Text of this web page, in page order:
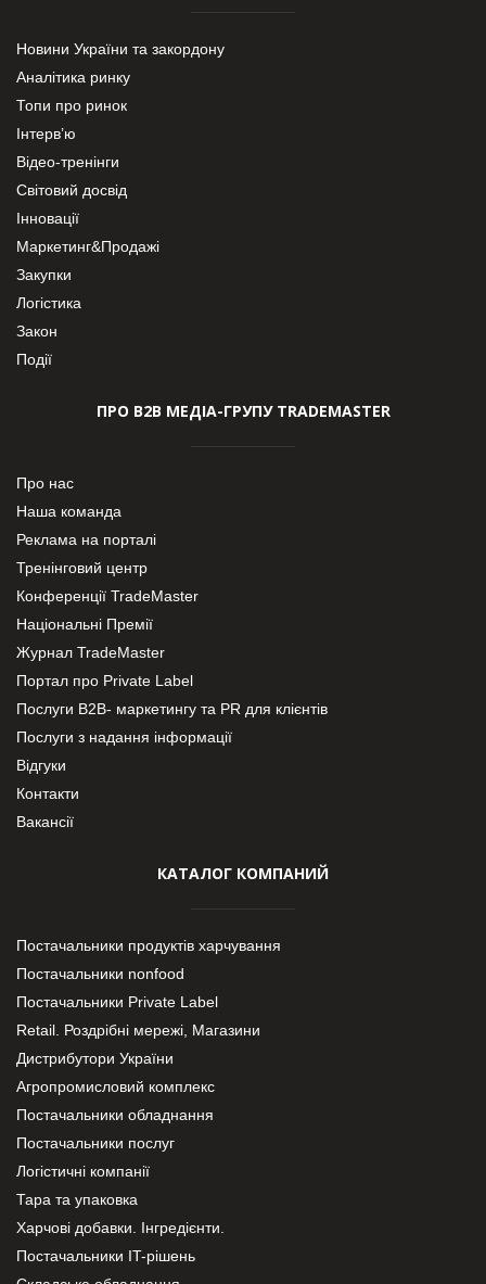
Новини України та закордону
Аналітика ринку
Топи про ринок
Інтерв’ю
Відео-тренінги
Світовий досвід
Інновації
Маркетинг&Продажі
Закупки
Логістика
Закон
Події
ПРО В2В МЕДІА-ГРУПУ TRADEMASTER
Про нас
Наша команда
Реклама на порталі
Тренінговий центр
Конференції TradeMaster
Національні Премії
Журнал TradeMaster
Портал про Private Label
Послуги В2В- маркетингу та PR для клієнтів
Послуги з надання інформації
Відгуки
Контакти
Вакансії
КАТАЛОГ КОМПАНИЙ
Постачальники продуктів харчування
Постачальники nonfood
Постачальники Private Label
Retail. Роздрібні мережі, Магазини
Дистрибутори України
Агропромисловий комплекс
Постачальники обладнання
Постачальники послуг
Логістичні компанії
Тара та упаковка
Харчові добавки. Інгредієнти.
Постачальники IT-рішень